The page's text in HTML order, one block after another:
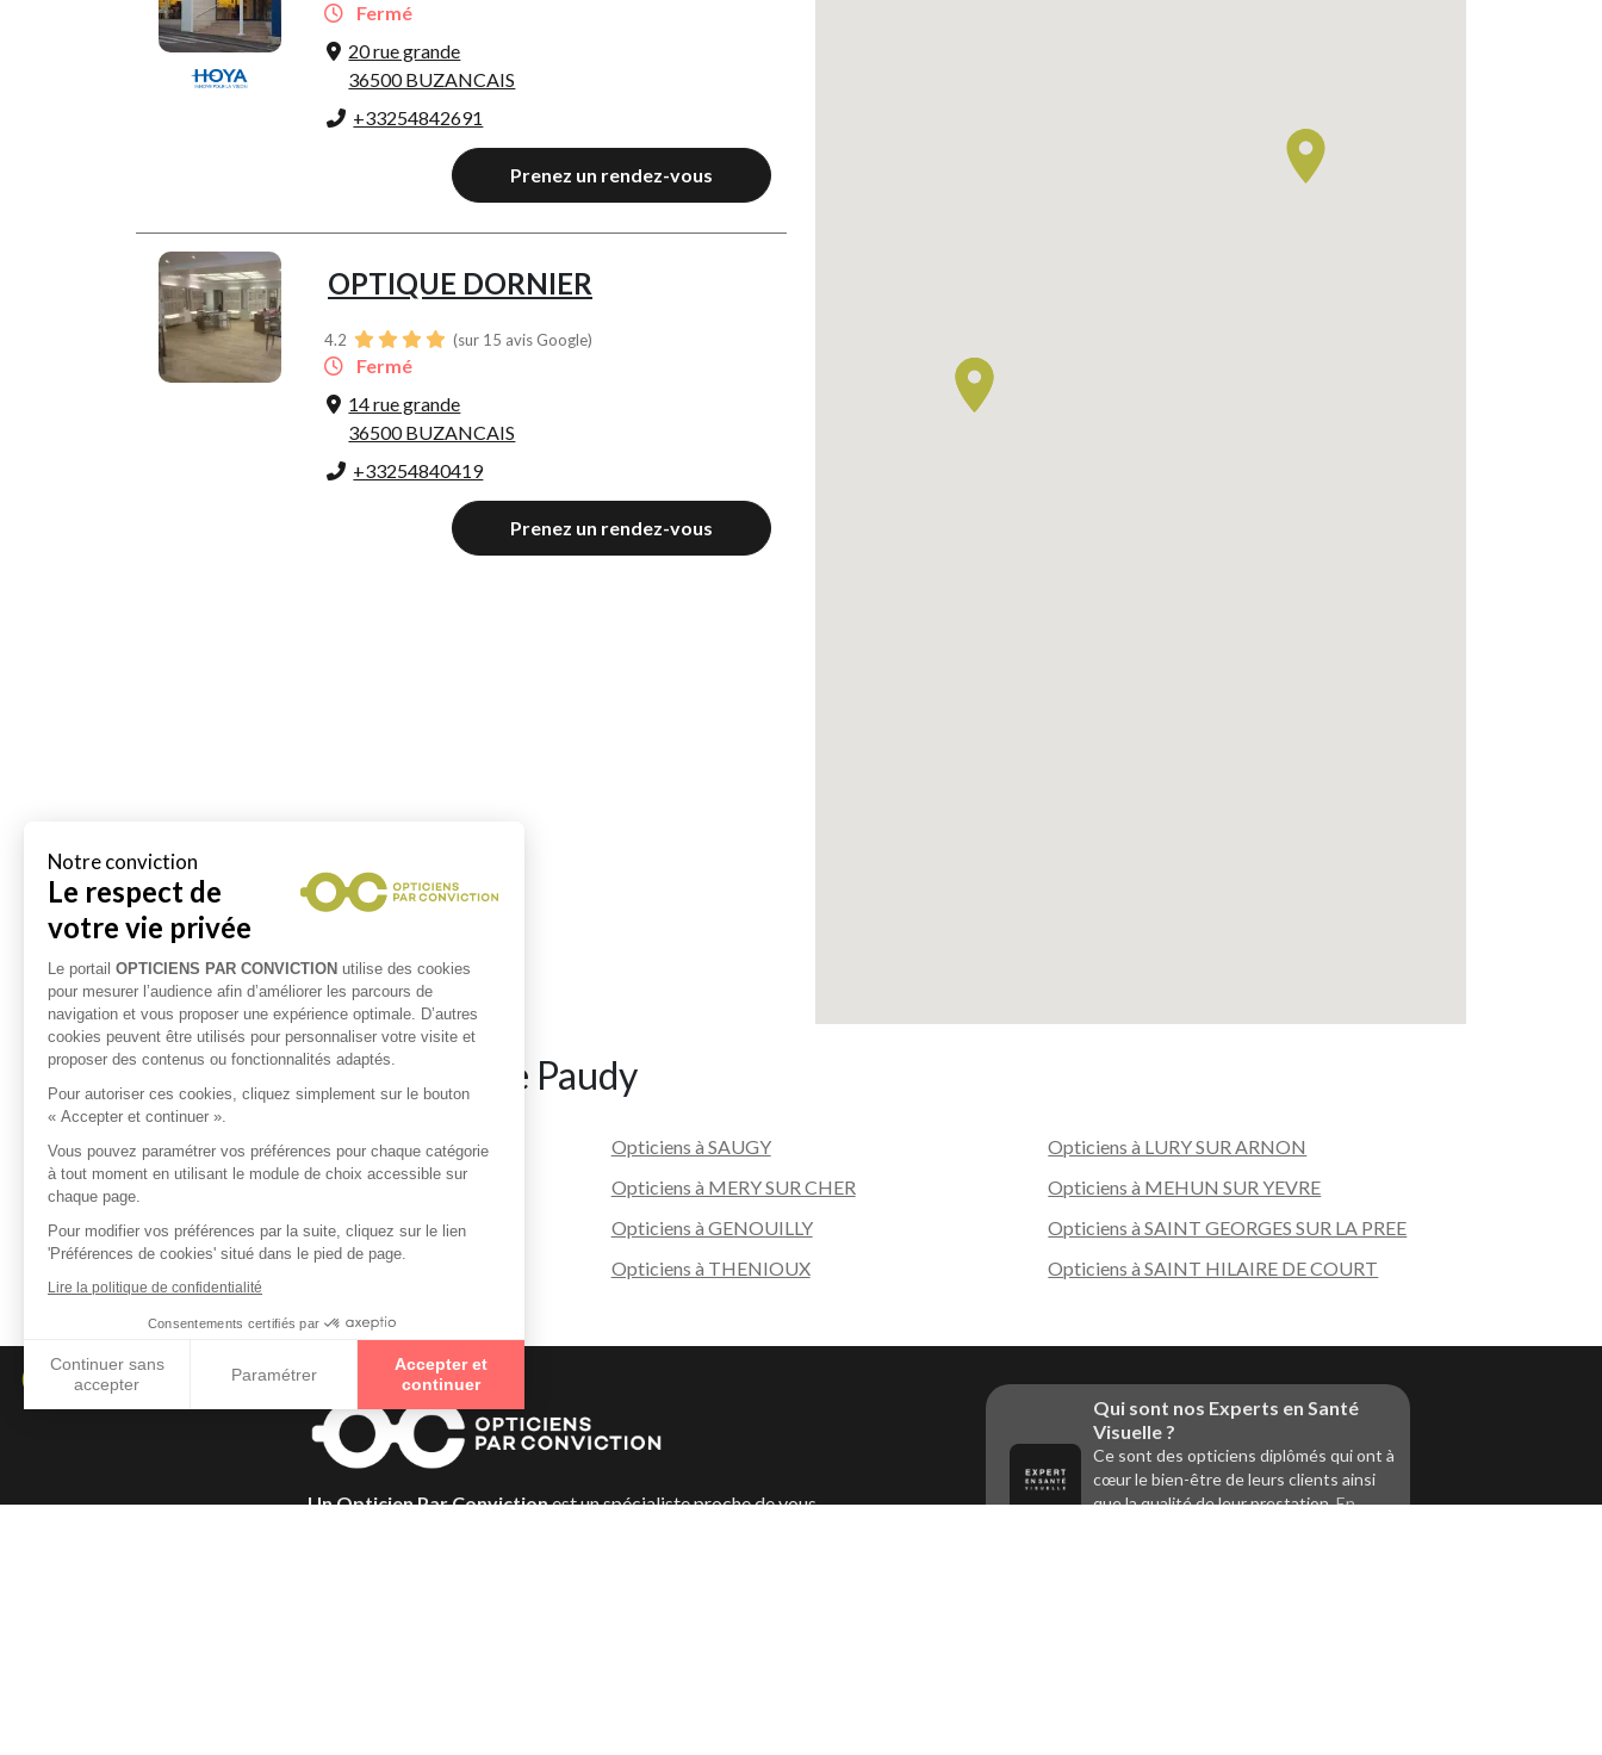
Fermé
20 rue grande
36500 BUZANCAIS
+33254842691
Prenez un rendez-vous
OPTIQUE DORNIER
4.2 (sur 15 avis Google)
Fermé
14 rue grande
36500 BUZANCAIS
+33254840419
Prenez un rendez-vous
Opticiens à proximité de Paudy
Opticiens à CHAROST
Opticiens à FONTENAY
Opticiens à QUINCY
Opticiens à SAUGY
Opticiens à MERY SUR CHER
Opticiens à GENOUILLY
Opticiens à THENIOUX
Opticiens à LURY SUR ARNON
Opticiens à MEHUN SUR YEVRE
Opticiens à SAINT GEORGES SUR LA PREE
Opticiens à SAINT HILAIRE DE COURT
Un Opticien Par Convictionest un spécialiste proche de vous
Qui sont nos Experts en Santé
Visuelle ?
Ce sont des opticiens diplômés qui ont à
cœur le bien-être de leurs clients ainsi
que la qualité de leur prestation.En
Notre conviction
Le respect de
votre vie privée
Le portail OPTICIENS PAR CONVICTION utilise des cookies
pour mesurer l’audience afin d’améliorer les parcours de
navigation et vous proposer une expérience optimale. D’autres
cookies peuvent être utilisés pour personnaliser votre visite et
proposer des contenus ou fonctionnalités adaptés.
Pour autoriser ces cookies, cliquez simplement sur le bouton
« Accepter et continuer ».
Vous pouvez paramétrer vos préférences pour chaque catégorie
à tout moment en utilisant le module de choix accessible sur
chaque page.
Pour modifier vos préférences par la suite, cliquez sur le lien
'Préférences de cookies' situé dans le pied de page.
Lire la politique de confidentialité
Consentements certifiés par
Continuer sans
accepter
Paramétrer
Accepter et
continuer
Plateforme de Gestion du Consentement : Personnalisez vos Options
Notre plateforme vous permet d'adapter et de gérer vos paramètres de confidentialité, en garantissant la conformité avec les réglementations. Personnalisez vos préférences pour